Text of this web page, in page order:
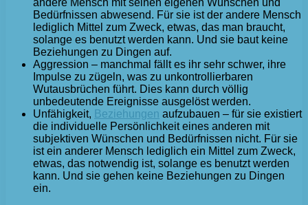
andere Mensch mit seinen eigenen Wünschen und
Bedürfnissen abwesend. Für sie ist der andere Mensch
lediglich Mittel zum Zweck, etwas, das man braucht,
solange es benutzt werden kann. Und sie baut keine
Beziehungen zu Dingen auf.
Aggression – manchmal fällt es ihr sehr schwer, ihre
Impulse zu zügeln, was zu unkontrollierbaren
Wutausbrüchen führt. Dies kann durch völlig
unbedeutende Ereignisse ausgelöst werden.
Unfähigkeit, Beziehungen aufzubauen – für sie existiert
die individuelle Persönlichkeit eines anderen mit
subjektiven Wünschen und Bedürfnissen nicht. Für sie
ist ein anderer Mensch lediglich ein Mittel zum Zweck,
etwas, das notwendig ist, solange es benutzt werden
kann. Und sie gehen keine Beziehungen zu Dingen
ein.